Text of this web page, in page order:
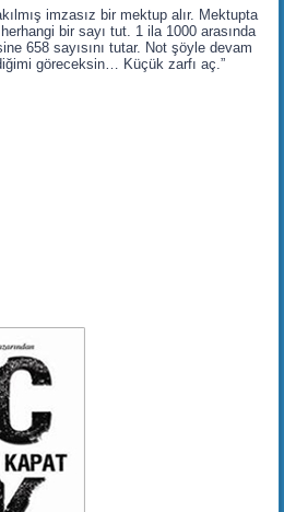
imzasız bir mektup alır. Mektupta
bir sayı tut. 1 ila 1000 arasında
658 sayısını tutar. Not şöyle devam
göreceksin… Küçük zarfı aç.”